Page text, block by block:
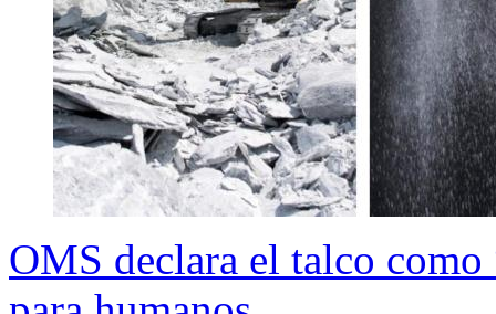
OMS declara el talco como